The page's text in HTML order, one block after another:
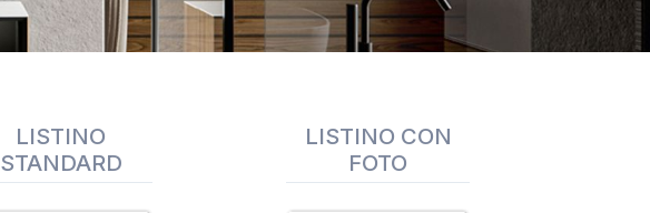
LISTINO
STANDARD
LISTINO CON
FOTO